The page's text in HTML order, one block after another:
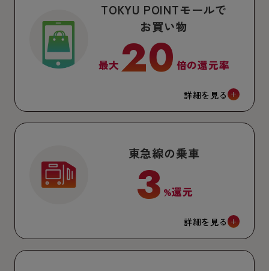
TOKYU POINTモールで
お買い物
最大 20 倍の還元率
詳細を見る
東急線の乗車
3 %還元
詳細を見る